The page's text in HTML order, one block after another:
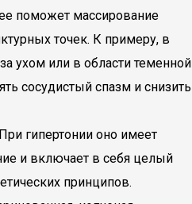
поможет массирование
точек. К примеру, в
ухом или в области теменной
сосудистый спазм и снизить
гипертонии оно имеет
и включает в себя целый
принципов.